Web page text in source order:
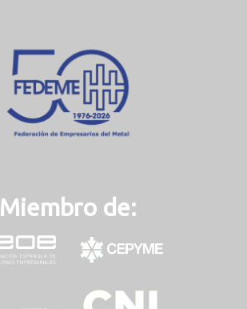
t
)
Miembro de: